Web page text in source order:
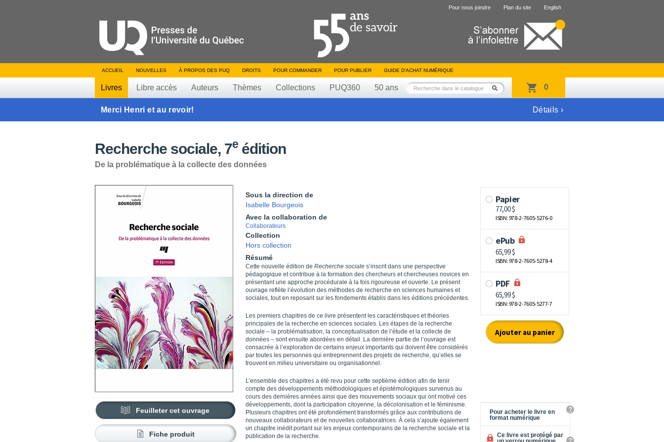
Pour nous joindre Plan du site English
ACCUEIL NOUVELLES À PROPOS DES PUQ DROITS POUR COMMANDER POUR PUBLIER GUIDE D’ACHAT NUMÉRIQUE
Livres Libre accès Auteurs Thèmes Collections PUQ360 50 ans 0
Merci Henri et au revoir! Détails ›
Recherche sociale, 7e édition
De la problématique à la collecte des données
Feuilleter cet ouvrage
Fiche produit
Sous la direction de
Isabelle Bourgeois
Avec la collaboration de
Collaborateurs
Collection
Hors collection
Résumé
Cette nouvelle édition de Recherche sociale s’inscrit dans une perspective
pédagogique et contribue à la formation des chercheurs et chercheuses novices en
présentant une approche procédurale à la fois rigoureuse et ouverte. Le présent
ouvrage reflète l’évolution des méthodes de recherche en sciences humaines et
sociales, tout en reposant sur les fondements établis dans les éditions précédentes.
Les premiers chapitres de ce livre présentent les caractéristiques et théories
principales de la recherche en sciences sociales. Les étapes de la recherche
sociale – la problématisation, la conceptualisation de l’étude et la collecte de
données – sont ensuite abordées en détail. La dernière partie de l’ouvrage est
consacrée à l’exploration de certains enjeux importants qui doivent être considérés
par toutes les personnes qui entreprennent des projets de recherche, qu’elles se
trouvent en milieu universitaire ou organisationnel.
L’ensemble des chapitres a été revu pour cette septième édition afin de tenir
compte des développements méthodologiques et épistémologiques survenus au
cours des dernières années ainsi que des mouvements sociaux qui ont motivé ces
développements, dont la participation citoyenne, la décolonisation et le féminisme.
Plusieurs chapitres ont été profondément transformés grâce aux contributions de
nouveaux collaborateurs et de nouvelles collaboratrices. À cela s’ajoute également
un chapitre inédit portant sur les enjeux contemporains de la recherche sociale et la
publication de la recherche.
Pour acheter le livre en
format numérique
?
Ce livre est protégé par
?